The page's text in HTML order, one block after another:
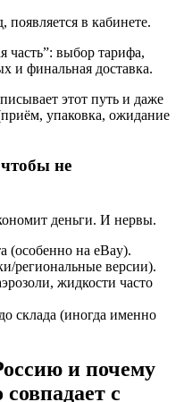
появляется в кабинете.
часть”: выбор тарифа,
и финальная доставка.
этот путь и даже
упаковка, ожидание
не
деньги. И нервы.
(особенно на eBay).
региональные версии).
жидкости часто
склада (иногда именно
и почему
с